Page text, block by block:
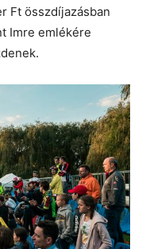
Ft összdíjazásban
Imre emlékére